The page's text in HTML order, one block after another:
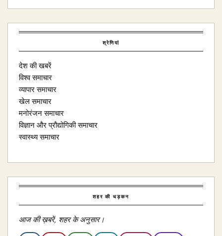
श्रेणियां
देश की खबरें
विश्व समाचार
व्यापार समाचार
खेल समाचार
मनोरंजन समाचार
विज्ञान और प्रौद्योगिकी समाचार
स्वास्थ्य समाचार
शहर की धड़कन
आज की ख़बरें, शहर के अनुसार।